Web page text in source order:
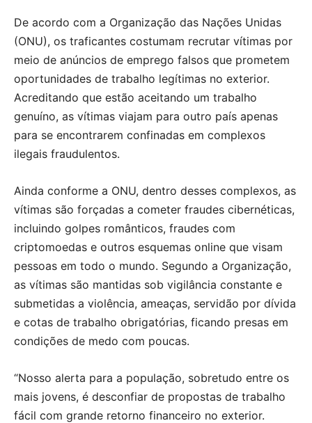
De acordo com a Organização das Nações Unidas
(ONU), os traficantes costumam recrutar vítimas por
meio de anúncios de emprego falsos que prometem
oportunidades de trabalho legítimas no exterior.
Acreditando que estão aceitando um trabalho
genuíno, as vítimas viajam para outro país apenas
para se encontrarem confinadas em complexos
ilegais fraudulentos.
Ainda conforme a ONU, dentro desses complexos, as
vítimas são forçadas a cometer fraudes cibernéticas,
incluindo golpes românticos, fraudes com
criptomoedas e outros esquemas online que visam
pessoas em todo o mundo. Segundo a Organização,
as vítimas são mantidas sob vigilância constante e
submetidas a violência, ameaças, servidão por dívida
e cotas de trabalho obrigatórias, ficando presas em
condições de medo com poucas.
“Nosso alerta para a população, sobretudo entre os
mais jovens, é desconfiar de propostas de trabalho
fácil com grande retorno financeiro no exterior.